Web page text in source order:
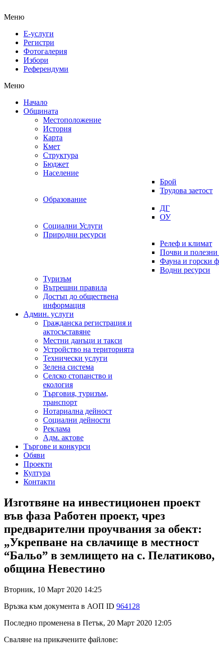
Меню
Е-услуги
Регистри
Фотогалерия
Избори
Референдуми
Меню
Начало
Общината
Местоположение
История
Карта
Кмет
Структура
Бюджет
Население
Брой
Трудова заетост
Образование
ДГ
ОУ
Социални Услуги
Природни ресурси
Релеф и климат
Почви и полезни
Фауна и горски
Водни ресурси
Туризъм
Вътрешни правила
Достъп до обществена
информация
Админ. услуги
Гражданска регистрация и
актосъставяне
Местни данъци и такси
Устройство на територията
Технически услуги
Зелена система
Селско стопанство и
екология
Търговия, туризъм,
транспорт
Нотариална дейност
Социални дейности
Реклама
Адм. актове
Търгове и конкурси
Обяви
Проекти
Култура
Контакти
Изготвяне на инвестиционен проект
във фаза Работен проект, чрез
предварителни проучвания за обект:
„Укрепване на свлачище в местност
“Бальо” в землището на с. Пелатиково,
община Невестино
Вторник, 10 Март 2020 14:25
Връзка към документа в АОП ID 964128
Последно променена в Петък, 20 Март 2020 12:05
Сваляне на прикачените файлове: